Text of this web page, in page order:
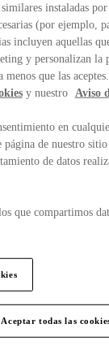
en una
por un espíritu
instaladas
(por ejemplo,
incluyen aquellas
y personalizan la
menos que las
y nuestro Aviso
en
de nuestro
de datos
que compartimos
Aceptar todas las